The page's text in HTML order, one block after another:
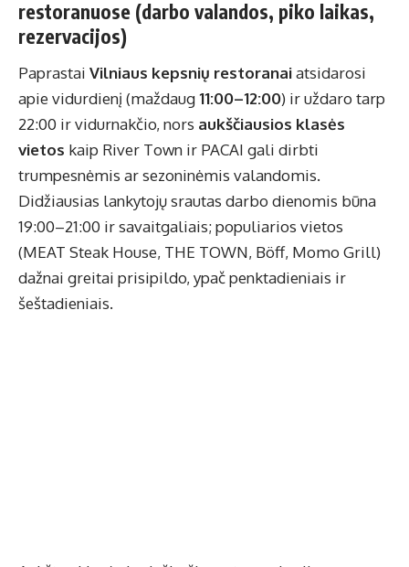
restoranuose (darbo valandos, piko laikas,
rezervacijos)
Paprastai Vilniaus kepsnių restoranaiatsidarosi
apie vidurdienį (maždaug11:00–12:00) ir uždaro tarp
22:00 ir vidurnakčio, nors aukščiausios klasės
vietos kaip River Town ir PACAI gali dirbti
trumpesnėmis ar sezoninėmis valandomis.
Didžiausias lankytojų srautas darbo dienomis būna
19:00–21:00 ir savaitgaliais; populiarios vietos
(MEAT Steak House, THE TOWN, Böff, Momo Grill)
dažnai greitai prisipildo, ypač penktadieniais ir
šeštadieniais.